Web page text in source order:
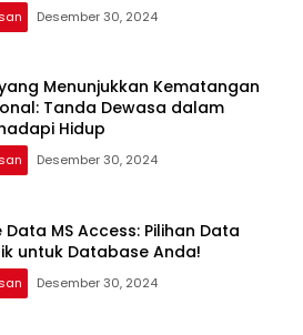
Desember 30, 2024
Menunjukkan Kematangan
Tanda Dewasa dalam
Hidup
Desember 30, 2024
Data MS Access: Pilihan Data
untuk Database Anda!
Desember 30, 2024